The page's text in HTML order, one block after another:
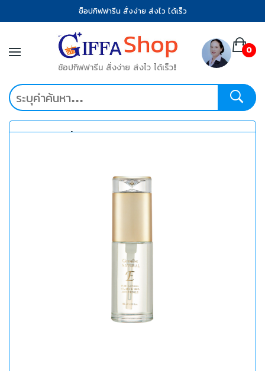
ช็อปกิฟฟารีน สั่งง่าย ส่งไว ได้เร็ว
ช้อปกิฟฟารีน สั่งง่าย ส่งไว ได้เร็ว!
0
หมวดหมู่ที่น่าสนใจ